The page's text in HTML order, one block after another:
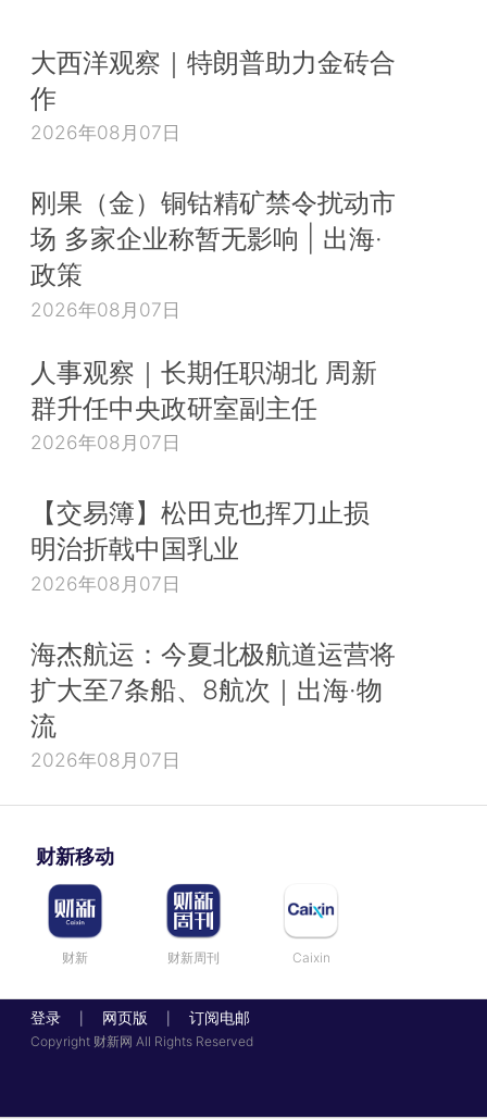
大西洋观察｜特朗普助力金砖合
作
2026年08月07日
刚果（金）铜钴精矿禁令扰动市
场 多家企业称暂无影响 | 出海·
政策
2026年08月07日
人事观察｜长期任职湖北 周新
群升任中央政研室副主任
2026年08月07日
【交易簿】松田克也挥刀止损
明治折戟中国乳业
2026年08月07日
海杰航运：今夏北极航道运营将
扩大至7条船、8航次｜出海·物
流
2026年08月07日
财新移动
财新 财新周刊 Caixin
登录 网页版 订阅电邮
Copyright 财新网 All Rights Reserved